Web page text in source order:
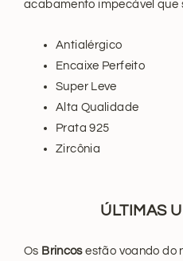
acabamento impecável que
Antialérgico
Encaixe Perfeito
Super Leve
Alta Qualidade
Prata 925
Zircônia
ÚLTIMAS
Os Brincos estão voando do